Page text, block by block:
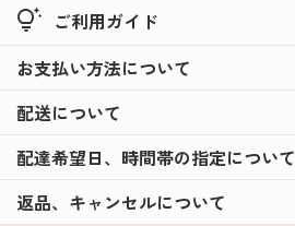
tips_and_updates ご利用ガイド
お支払い方法について
配送について
配達希望日、時間帯の指定について
返品、キャンセルについて